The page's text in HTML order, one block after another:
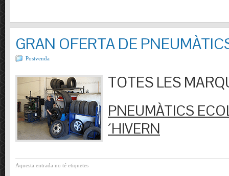
GRAN OFERTA DE
Postvenda
TOTES LES
PNEUMÀTICS
´HIVERN
Aquesta entrada no té etiquetes